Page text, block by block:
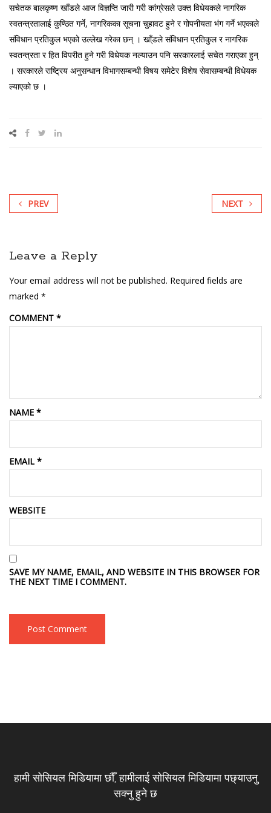
सचेतक बालकृष्ण खाँडले आज विज्ञप्ति जारी गरी कांग्रेसले उक्त विधेयकले नागरिक
स्वतन्त्रतालाई कुण्ठित गर्ने, नागरिकका सूचना चुहावट हुने र गोपनीयता भंग गर्ने भएकाले
संविधान प्रतिकुल भएको उल्लेख गरेका छन् । खा्ँडले संविधान प्रतिकुल र नागरिक
स्वतन्त्रता र हित विपरीत हुने गरी विधेयक नल्याउन पनि सरकारलाई सचेत गराएका हुन्
। सरकारले राष्ट्रिय अनुसन्धान विभागसम्बन्धी विषय समेटेर विशेष सेवासम्बन्धी विधेयक
ल्याएको छ ।
PREV NEXT
Leave a Reply
Your email address will not be published. Required fields are
marked *
COMMENT *
NAME *
EMAIL *
WEBSITE
SAVE MY NAME, EMAIL, AND WEBSITE IN THIS BROWSER FOR
THE NEXT TIME I COMMENT.
हामी सोसियल मिडियामा छौँ, हामीलाई सोसियल मिडियामा पछ्याउनु
सक्नु हुने छ